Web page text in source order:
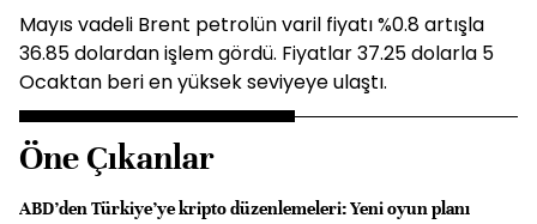
Mayıs vadeli Brent petrolün varil fiyatı %0.8 artışla
36.85 dolardan işlem gördü. Fiyatlar 37.25 dolarla 5
Ocaktan beri en yüksek seviyeye ulaştı.
Öne Çıkanlar
ABD’den Türkiye’ye kripto düzenlemeleri: Yeni oyun planı